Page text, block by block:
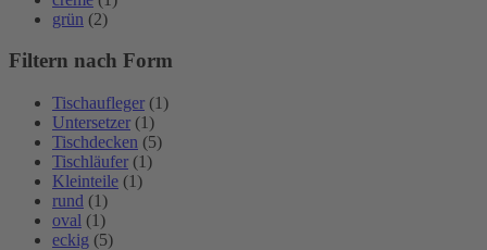
grün (2)
Filtern nach Form
Tischaufleger (1)
Untersetzer (1)
Tischdecken (5)
Tischläufer (1)
Kleinteile (1)
rund (1)
oval (1)
eckig (5)